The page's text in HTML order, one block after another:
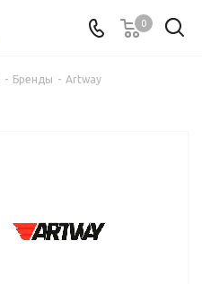
0
- Бренды - Artway